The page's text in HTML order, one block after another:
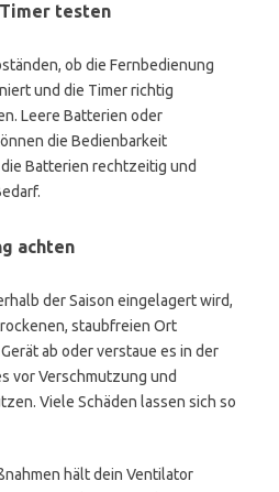
testen
ob die Fernbedienung
und die Timer richtig
Leere Batterien oder
die Bedienbarkeit
Batterien rechtzeitig und
achten
der Saison eingelagert wird,
staubfreien Ort
ab oder verstaue es in der
vor Verschmutzung und
Viele Schäden lassen sich so
hält dein Ventilator